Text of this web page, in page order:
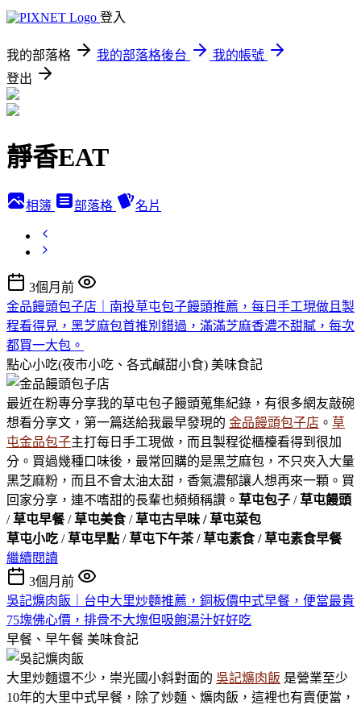
登入
我的部落格 我的部落格後台
我的帳號
登出
靜香EAT
相簿 部落格 名片
3個月前
金品饅頭包子店｜南投草屯包子饅頭推薦，每日手工現做且製
程看得見，黑芝麻包首推別錯過，滿滿芝麻香濃不甜膩，每次
都買一大包。
點心小吃(夜市小吃、各式鹹甜小食) 美味食記
最近在粉專分享我的草屯包子饅頭蒐集紀錄，有很多網友敲碗
想看分享文，第一篇送給我最早發現的 金品饅頭包子店 。 草
屯金品包子主打每日手工現做，而且製程從櫃檯看得到很加
分。買過幾種口味後，最常回購的是黑芝麻包，不只夾入大量
黑芝麻粉，而且不會太油太甜，香氣濃郁讓人想再來一顆。買
回家分享，連不嗜甜的長輩也頻頻稱讚。 草屯包子 /草屯饅頭
/草屯早餐/草屯美食/草屯古早味 / 草屯菜包
草屯小吃 /草屯早點 /草屯下午茶 / 草屯素食 / 草屯素食早餐
繼續閱讀
3個月前
吳記爌肉飯｜台中大里炒麵推薦，銅板價中式早餐，便當最貴
75塊佛心價，排骨不大塊但吸飽湯汁好好吃
早餐、早午餐 美味食記
大里炒麵還不少，崇光國小斜對面的 吳記爌肉飯 是營業至少
10年的大里中式早餐，除了炒麵、爌肉飯，這裡也有賣便當，